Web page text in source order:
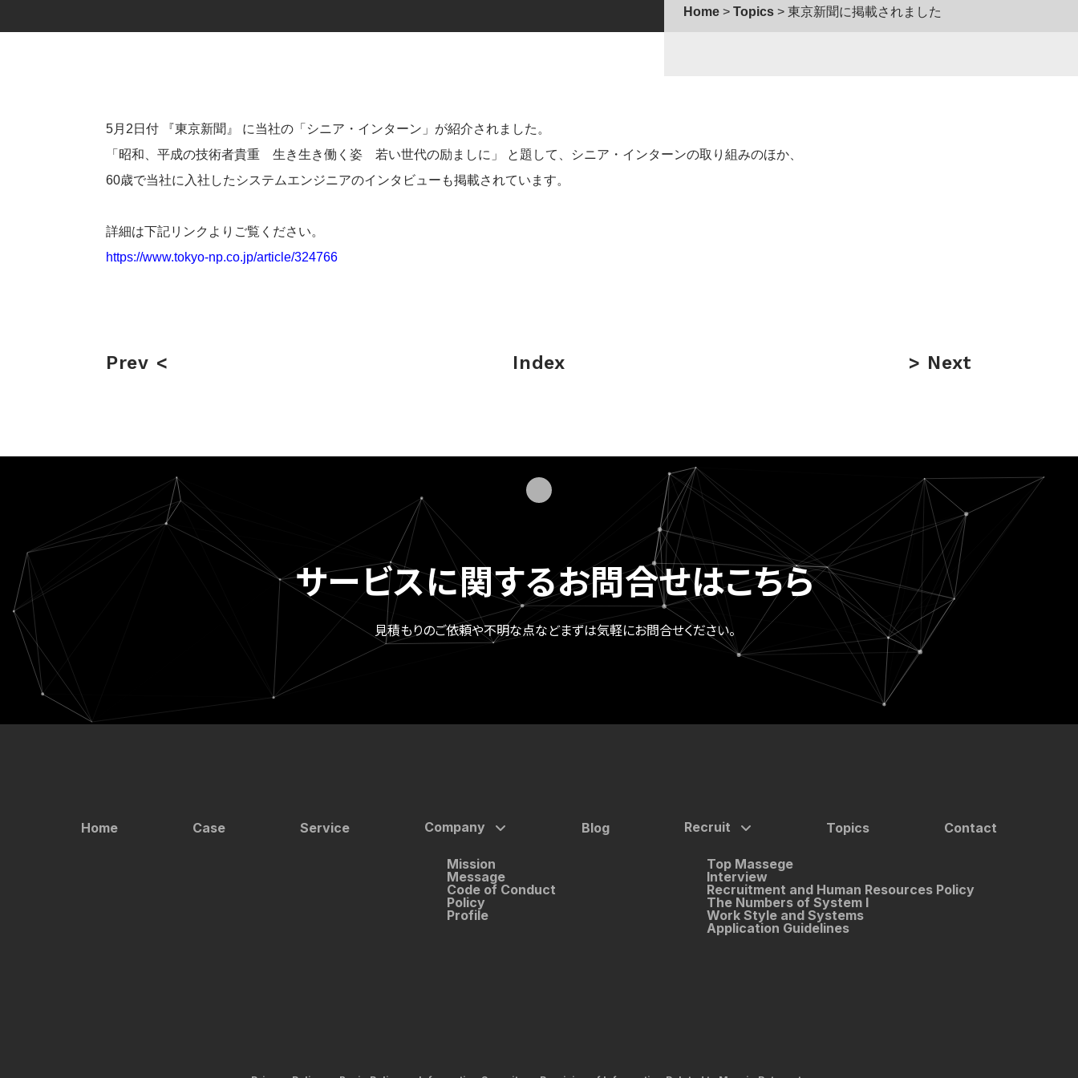
Home Topics 東京新聞に掲載されました
5月2日付 『東京新聞』 に当社の「シニア・インターン」が紹介されました。
「昭和、平成の技術者貴重 生き生き働く姿 若い世代の励ましに」 と題して、シニア・インターンの取り組みのほか、
60歳で当社に入社したシステムエンジニアのインタビューも掲載されています。
詳細は下記リンクよりご覧ください。
https://www.tokyo-np.co.jp/article/324766
Prev Index Next
サービスに関するお問合せはこちら
見積もりのご依頼や不明な点などまずは気軽にお問合せください。
Home Case Service Company
Mission
Message
Code of Conduct
Policy
Profile
Blog Recruit
Top Massege
Interview
Recruitment and Human Resources Policy
The Numbers of System I
Work Style and Systems
Application Guidelines
Topics Contact